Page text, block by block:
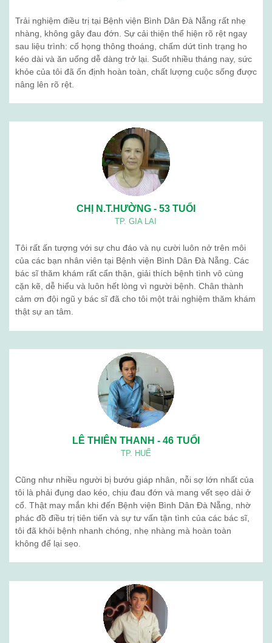
Trải nghiệm điều trị tại Bệnh viện Bình Dân Đà Nẵng rất nhẹ
nhàng, không gây đau đớn. Sự cải thiện thể hiện rõ rệt ngay
sau liệu trình: cổ họng thông thoáng, chấm dứt tình trạng ho
kéo dài và ăn uống dễ dàng trở lại. Suốt nhiều tháng nay, sức
khỏe của tôi đã ổn định hoàn toàn, chất lượng cuộc sống được
nâng lên rõ rệt.
CHỊ N.T.HƯỜNG - 53 TUỔI
TP. GIA LAI
Tôi rất ấn tượng với sự chu đáo và nụ cười luôn nở trên môi
của các bạn nhân viên tại Bệnh viện Bình Dân Đà Nẵng. Các
bác sĩ thăm khám rất cẩn thận, giải thích bệnh tình vô cùng
cặn kẽ, dễ hiểu và luôn hết lòng vì người bệnh. Chân thành
cảm ơn đội ngũ y bác sĩ đã cho tôi một trải nghiệm thăm khám
thật sự an tâm.
LÊ THIÊN THANH - 46 TUỔI
TP. HUẾ
Cũng như nhiều người bị bướu giáp nhân, nỗi sợ lớn nhất của
tôi là phải đụng dao kéo, chịu đau đớn và mang vết sẹo dài ở
cổ. Thật may mắn khi đến Bệnh viện Bình Dân Đà Nẵng, nhờ
phác đồ điều trị tiên tiến và sự tư vấn tận tình của các bác sĩ,
tôi đã khỏi bệnh nhanh chóng, nhẹ nhàng mà hoàn toàn
không để lại sẹo.